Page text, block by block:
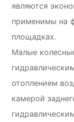
являются
применимы на
площадках.
Малые
отоплением
камерой